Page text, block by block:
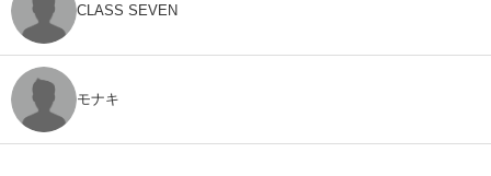
CLASS SEVEN
モナキ